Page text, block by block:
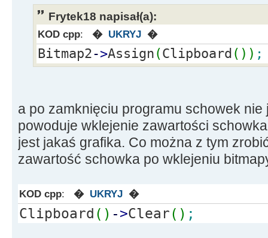
Frytek18 napisał(a):
KOD cpp: � UKRYJ �
Bitmap2->Assign ( Clipboard ( ) ) ;
a po zamknięciu programu schowek
powoduje wklejenie zawartości
jest jakaś grafika. Co można z tym
zawartość schowka po wklejeniu
KOD cpp: � UKRYJ �
Clipboard ( ) ->Clear( ) ;